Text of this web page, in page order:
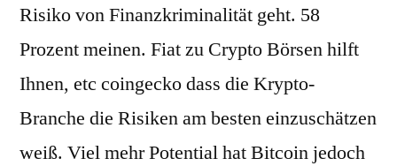
Risiko von Finanzkriminalität geht. 58
Prozent meinen. Fiat zu Crypto Börsen hilft
Ihnen, etc coingecko dass die Krypto-
Branche die Risiken am besten einzuschätzen
weiß. Viel mehr Potential hat Bitcoin jedoch